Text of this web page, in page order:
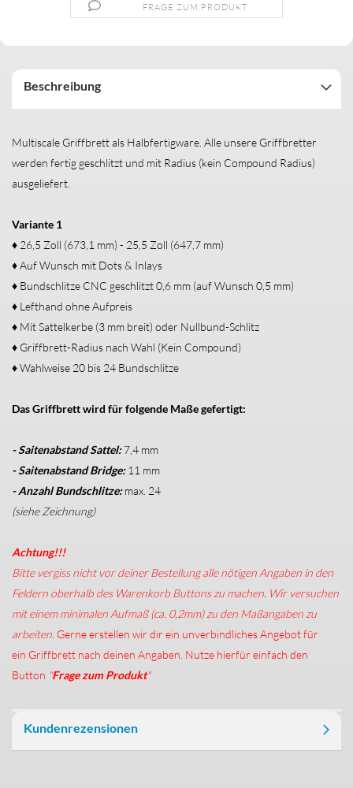
FRAGE ZUM PRODUKT
Beschreibung
Multiscale Griffbrett als Halbfertigware. Alle unsere Griffbretter
werden fertig geschlitzt und mit Radius (kein Compound Radius)
ausgeliefert.
Variante 1
♦ 26,5 Zoll (673,1 mm) - 25,5 Zoll (647,7 mm)
♦ Auf Wunsch mit Dots & Inlays
♦ Bundschlitze CNC geschlitzt 0,6 mm (auf Wunsch 0,5 mm)
♦ Lefthand ohne Aufpreis
♦ Mit Sattelkerbe (3 mm breit) oder Nullbund-Schlitz
♦ Griffbrett-Radius nach Wahl (Kein Compound)
♦ Wahlweise 20 bis 24 Bundschlitze
Das Griffbrett wird für folgende Maße gefertigt:
- Saitenabstand Sattel:7,4 mm
- Saitenabstand Bridge: 11 mm
- Anzahl Bundschlitze:max. 24
(siehe Zeichnung)
Achtung!!!
Bitte vergiss nicht vor deiner Bestellung alle nötigen Angaben in den
Feldern oberhalb des Warenkorb Buttons zu machen. Wir versuchen
mit einem minimalen Aufmaß (ca. 0,2mm) zu den Maßangaben zu
arbeiten. Gerne erstellen wir dir ein unverbindliches Angebot für
ein Griffbrett nach deinen Angaben. Nutze hierfür einfach den
Button "Frage zum Produkt"
Kundenrezensionen